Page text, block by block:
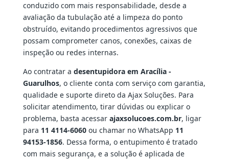
conduzido com mais responsabilidade, desde a
avaliação da tubulação até a limpeza do ponto
obstruído, evitando procedimentos agressivos que
possam comprometer canos, conexões, caixas de
inspeção ou redes internas.
Ao contratar a desentupidora em Aracília -
Guarulhos, o cliente conta com serviço com garantia,
qualidade e suporte direto da Ajax Soluções. Para
solicitar atendimento, tirar dúvidas ou explicar o
problema, basta acessar ajaxsolucoes.com.br, ligar
para 11 4114-6060ou chamar no WhatsApp 11
94153-1856. Dessa forma, o entupimento é tratado
com mais segurança, e a solução é aplicada de